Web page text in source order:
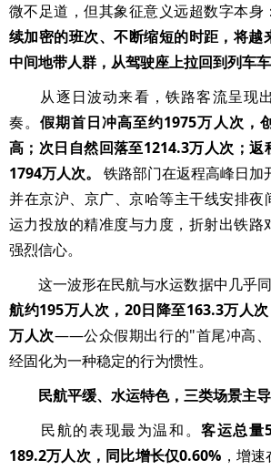
微不足道，但其象征意义远超数字本身：
续加密的班次、不断缩短的时距，将
中间地带人群，从驾驶座上拉回到列车车
从逐日波动来看，铁路客流呈现
奏。假期首日冲高至约1975万人次，
高；次日自然回落至1214.3万人次；返
1794万人次。
铁路部门在返程高峰日加
并在京沪、京广、京哈等主干线安排
运力投放的精准度与力度，折射出铁路
强烈信心。
这一波形在民航与水运数据中几乎同
航约195万人次，20日降至163.3万人
万人次——公众假期出行的"首尾冲高
经固化为一种稳定的行为惯性。
民航平缓、水运特色，三类场景主
民航的表现最为温和。客运总量
189.2万人次，同比增长仅0.60% ，增